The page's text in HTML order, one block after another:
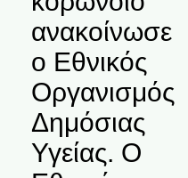
ανακοίνωσε
ο Εθνικός
Οργανισμός
Δημόσιας
Υγείας. Ο